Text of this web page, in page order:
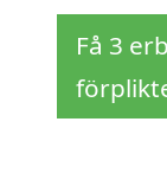
Få 3